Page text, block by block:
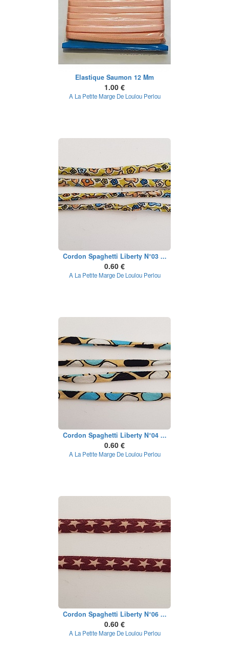
Elastique Saumon 12 Mm
1.00 €
A La Petite Marge De Loulou Perlou
Cordon Spaghetti Liberty N°03 ...
0.60 €
A La Petite Marge De Loulou Perlou
Cordon Spaghetti Liberty N°04 ...
0.60 €
A La Petite Marge De Loulou Perlou
Cordon Spaghetti Liberty N°06 ...
0.60 €
A La Petite Marge De Loulou Perlou